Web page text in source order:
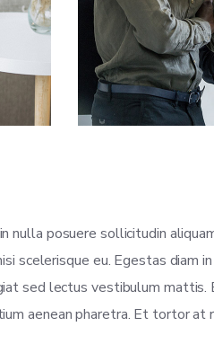
nulla posuere sollicitudin
scelerisque eu. Egestas diam
sed lectus vestibulum mattis.
aenean pharetra. Et tortor at